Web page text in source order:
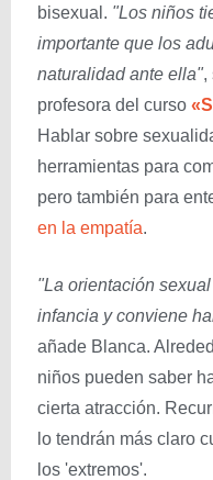
bisexual. "Los niños
importante que los
naturalidad ante ella",
profesora del curso
Hablar sobre
herramientas para
pero también para
en la empatía.
"La orientación
infancia y conviene
añade Blanca.
niños pueden saber
cierta atracción.
lo tendrán más claro
los 'extremos'.